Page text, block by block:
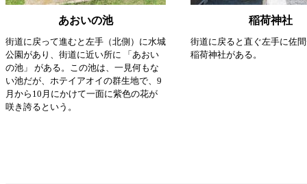
あおいの池 稲荷神社
街道に戻って進むと左手（北側）に水城
公園があり、街道に近い所に 「あおい
の池」 がある。この池は、一見何もな
い池だが、ホテイアオイの群生地で、9
月から10月にかけて一面に紫色の花が
咲き誇るという。
街道に戻ると直ぐ左手に佐
稲荷神社がある。